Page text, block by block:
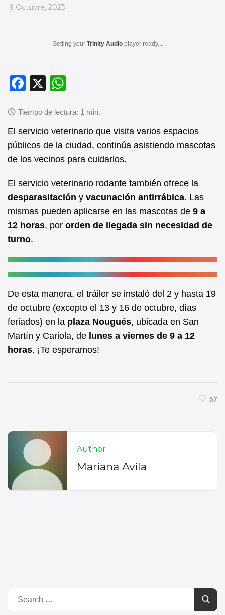
_
9 Octubre, 2023
Getting your Trinity Audio player ready...
F
c
e
b
o
o
k
X
at
s
A
p
p
El servicio veterinario que visita varios espacios
públicos de la ciudad, continúa asistiendo mascotas
de los vecinos para cuidarlos.
El servicio veterinario rodante también ofrece la
desparasitación y vacunación antirrábica. Las
mismas pueden aplicarse en las mascotas de 9 a
12 horas, por orden de llegada sin necesidad de
turno.
De esta manera, el tráiler se instaló del 2 y hasta 19
de octubre (excepto el 13 y 16 de octubre, días
feriados) en la plaza Nougués, ubicada en San
Martín y Cariola, de lunes a viernes de 9 a 12
horas. ¡Te esperamos!
57
Author
Mariana Avila